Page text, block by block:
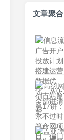
文章聚合